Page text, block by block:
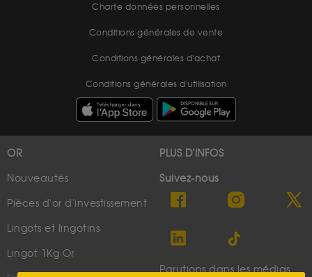
Charte données personnelles
Conditions générales de vente
Conditions générales d'achat
Conditions générales d'utilisation
OR
Nouveautés
Pièces d'or d'investissement
Lingots et lingotins
Lingot 1Kg Or
PLUS D'INFOS
Suivez-nous
Parutions dans les médias